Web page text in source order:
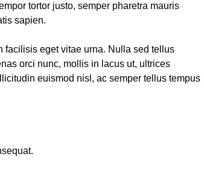
tortor justo, semper pharetra mauris
sapien.
facilisis eget vitae urna. Nulla sed tellus
orci nunc, mollis in lacus ut, ultrices
euismod nisl, ac semper tellus tempus